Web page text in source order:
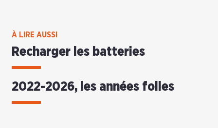
À LIRE AUSSI
Recharger les batteries
2022-2026, les années folles